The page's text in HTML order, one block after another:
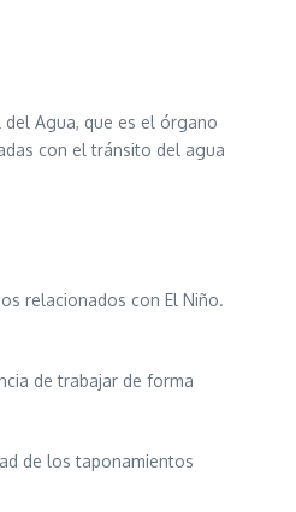
Agua, que es el órgano
con el tránsito del agua
relacionados con El Niño.
de trabajar de forma
de los taponamientos